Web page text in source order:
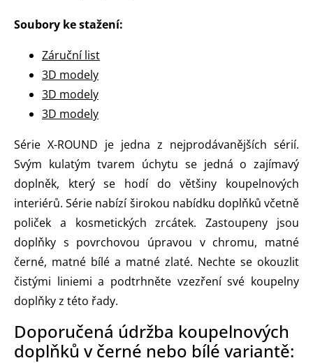
Soubory ke stažení:
Záruční list
3D modely
3D modely
3D modely
Série X-ROUND je jedna z nejprodávanějších sérií.
Svým kulatým tvarem úchytu se jedná o zajímavý
doplněk, který se hodí do většiny koupelnových
interiérů. Série nabízí širokou nabídku doplňků včetně
poliček a kosmetických zrcátek. Zastoupeny jsou
doplňky s povrchovou úpravou v chromu, matné
černé, matné bílé a matné zlaté. Nechte se okouzlit
čistými liniemi a podtrhněte vzezření své koupelny
doplňky z této řady.
Doporučená údržba koupelnových
doplňků v černé nebo bílé variantě: